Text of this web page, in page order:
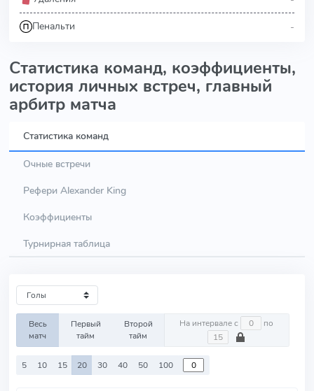
Пенальти -
Статистика команд, коэффициенты,
история личных встреч, главный
арбитр матча
Статистика команд
Очные встречи
Рефери Alexander King
Коэффициенты
Турнирная таблица
Весь
матч
Первый
тайм
Второй
тайм
На интервале с по
5 10 15 20 30 40 50 100